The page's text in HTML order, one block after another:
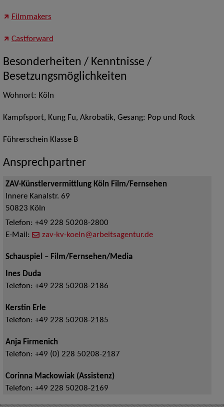
Filmmakers
Castforward
Besonderheiten / Kenntnisse /
Besetzungsmöglichkeiten
Wohnort: Köln
Kampfsport, Kung Fu, Akrobatik, Gesang: Pop und Rock
Führerschein Klasse B
Ansprechpartner
ZAV-Künstlervermittlung Köln Film/Fernsehen
Innere Kanalstr. 69
50823 Köln
Telefon: +49 228 50208-2800
E-Mail:
zav-kv-koeln@arbeitsagentur.de
Schauspiel – Film/Fernsehen/Media
Ines Duda
Telefon: +49 228 50208-2186
Kerstin Erle
Telefon: +49 228 50208-2185
Anja Firmenich
Telefon: +49 (0) 228 50208-2187
Corinna Mackowiak (Assistenz)
Telefon: +49 228 50208-2169